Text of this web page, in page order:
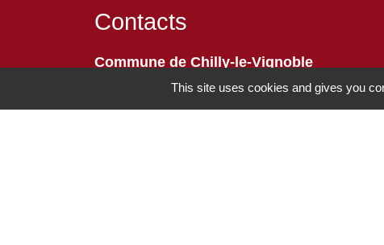
Contacts
Commune de Chilly-le-Vignoble
84 Rue des écolesThis site uses cookies and gives you